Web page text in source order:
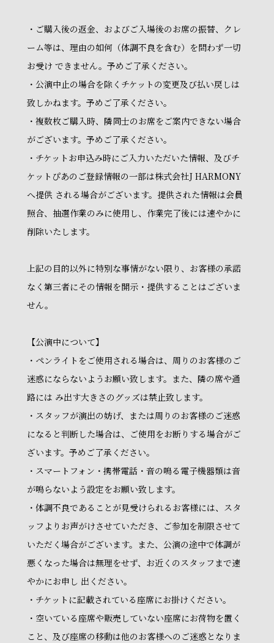
・ご購入後の返金、およびご入場後のお席の振替、クレ
ーム等は、理由の如何（体調不良を含む）を問わず一切
お受け できません。予めご了承ください。
・公演中止の場合を除くチケットの変更及び払い戻しは
致しかねます。予めご了承ください。
・複数枚ご購入時、隣同士のお席をご案内できない場合
がございます。予めご了承ください。
・チケットお申込み時にご入力いただいた情報、及びチ
ケットぴあのご登録情報の一部は株式会社J HARMONY
へ提供 される場合がございます。提供された情報は会員
照合、抽選作業のみに使用し、作業完了後には速やかに
削除いたします。
上記の目的以外に特別な事情がない限り、お客様の承諾
なく第三者にその情報を開示・提供することはございま
せん。
【公演中について】
・ペンライトをご使用される場合は、周りのお客様のご
迷惑にならないようお願い致します。また、隣の席や通
路には み出す大きさのグッズは禁止致します。
・スタッフが演出の妨げ、または周りのお客様のご迷惑
になると判断した場合は、ご使用をお断りする場合がご
ざいます。予めご了承ください。
・スマートフォン・携帯電話・音の鳴る電子機器類は音
が鳴らないよう設定をお願い致します。
・体調不良であることが見受けられるお客様には、スタ
ッフよりお声がけさせていただき、ご参加を制限させて
いただく場合がございます。また、公演の途中で体調が
悪くなった場合は無理をせず、お近くのスタッフまで速
やかにお申し 出ください。
・チケットに記載されている座席にお掛けください。
・空いている座席や販売していない座席にお荷物を置く
こと、及び座席の移動は他のお客様へのご迷惑となりま